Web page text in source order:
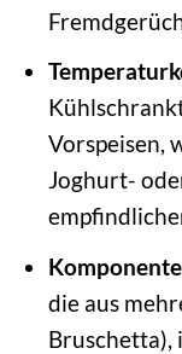
Vorspeisen,
Joghurt-
die aus
Bruschetta),